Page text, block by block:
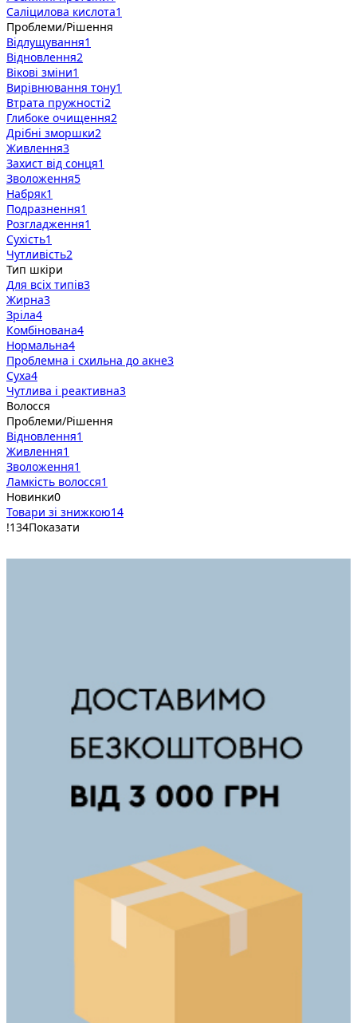
Саліцилова кислота1
Проблеми/Рішення
Відлущування1
Відновлення2
Вікові зміни1
Вирівнювання тону1
Втрата пружності2
Глибоке очищення2
Дрібні зморшки2
Живлення3
Захист від сонця1
Зволоження5
Набряк1
Подразнення1
Розгладження1
Сухість1
Чутливість2
Тип шкіри
Для всіх типів3
Жирна3
Зріла4
Комбінована4
Нормальна4
Проблемна і схильна до акне3
Суха4
Чутлива і реактивна3
Волосся
Проблеми/Рішення
Відновлення1
Живлення1
Зволоження1
Ламкість волосся1
Новинки0
Товари зі знижкою14
!134Показати